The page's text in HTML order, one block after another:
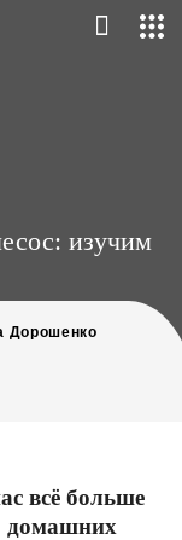
изучим
Дорошенко
всё больше
домашних